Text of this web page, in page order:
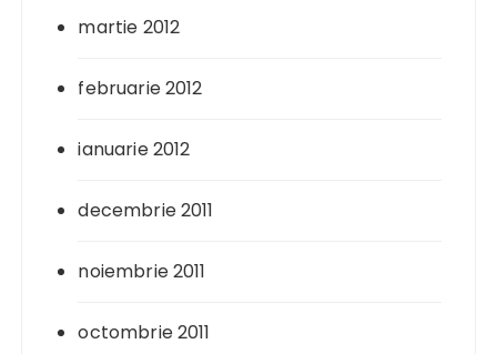
martie 2012
februarie 2012
ianuarie 2012
decembrie 2011
noiembrie 2011
octombrie 2011